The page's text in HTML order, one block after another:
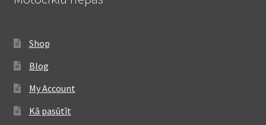
Shop
Blog
My Account
Kā pasūtīt